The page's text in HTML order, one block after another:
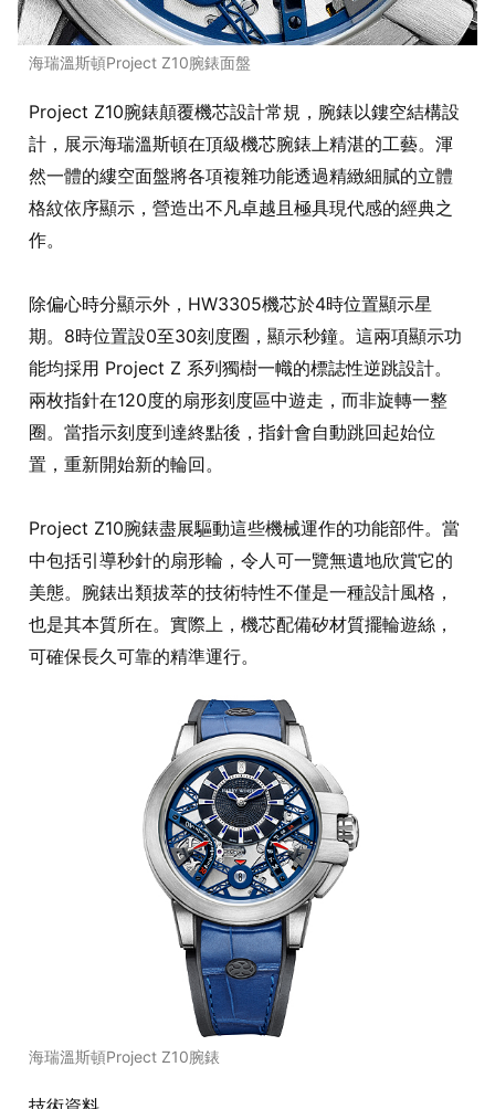
海瑞溫斯頓Project Z10腕錶面盤
Project Z10腕錶顛覆機芯設計常規，腕錶以鏤空結構設
計，展示海瑞溫斯頓在頂級機芯腕錶上精湛的工藝。渾
然一體的縷空面盤將各項複雜功能透過精緻細膩的立體
格紋依序顯示，營造出不凡卓越且極具現代感的經典之
作。
除偏心時分顯示外，HW3305機芯於4時位置顯示星
期。8時位置設0至30刻度圈，顯示秒鐘。這兩項顯示功
能均採用 Project Z 系列獨樹一幟的標誌性逆跳設計。
兩枚指針在120度的扇形刻度區中遊走，而非旋轉一整
圈。當指示刻度到達終點後，指針會自動跳回起始位
置，重新開始新的輪回。
Project Z10腕錶盡展驅動這些機械運作的功能部件。當
中包括引導秒針的扇形輪，令人可一覽無遺地欣賞它的
美態。腕錶出類拔萃的技術特性不僅是一種設計風格，
也是其本質所在。實際上，機芯配備矽材質擺輪遊絲，
可確保長久可靠的精準運行。
海瑞溫斯頓Project Z10腕錶